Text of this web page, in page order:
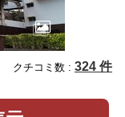
クチコミ数 : 324 件